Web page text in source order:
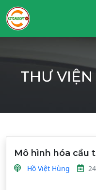
THƯ
Mô hình hóa cầu
Hồ Việt Hùng